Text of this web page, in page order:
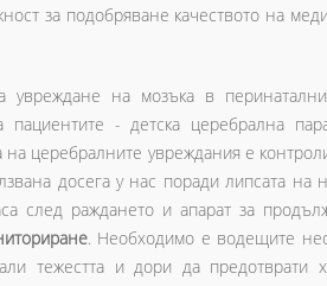
за подобряване качеството на
увреждане на мозъка в
- детска церебрална
на церебралните увреждания е
досега у нас поради липсата
след раждането и апарат за
. Необходимо е водещите
тежестта и дори да предотврати